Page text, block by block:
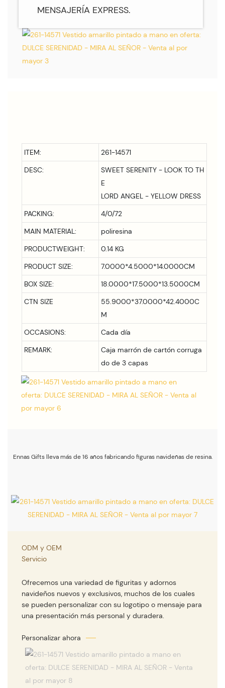
MENSAJERÍA EXPRESS.
ITEM:
261-14571
DESC:
SWEET SERENITY - LOOK TO TH
E
LORD ANGEL - YELLOW DRESS
PACKING:
4/0/72
MAIN MATERIAL:
poliresina
PRODUCTWEIGHT:
0.14 KG
PRODUCT SIZE:
7.0000*4.5000*14.0000CM
BOX SIZE:
18.0000*17.5000*13.5000CM
CTN SIZE
55.9000*37.0000*42.4000C
M
OCCASIONS:
Cada día
REMARK:
Caja marrón de cartón corruga
do de 3 capas
Ennas Gifts lleva más de 16 años fabricando figuras navideñas de resina.
ODM y OEM
Servicio
Ofrecemos una variedad de figuritas y adornos
navideños nuevos y exclusivos, muchos de los cuales
se pueden personalizar con su logotipo o mensaje para
una presentación más personal y duradera.
Personalizar ahora